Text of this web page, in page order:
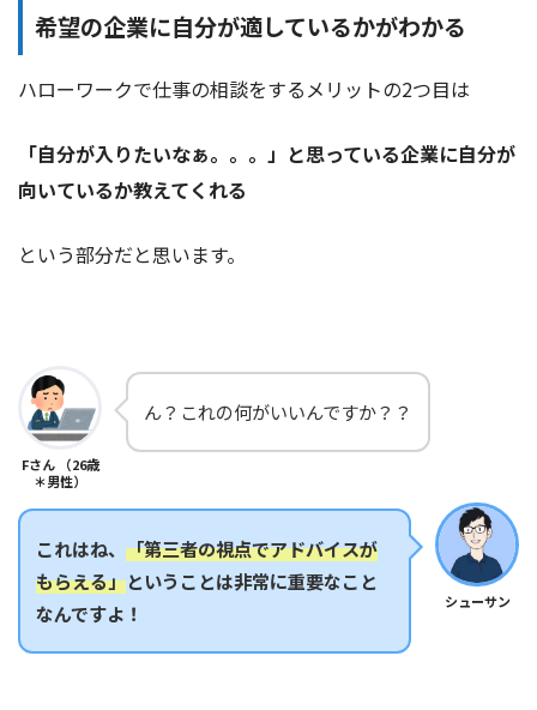
希望の企業に自分が適しているかがわかる
ハローワークで仕事の相談をするメリットの2つ目は
「自分が入りたいなぁ。。。」と思っている企業に自分が
向いているか教えてくれる
という部分だと思います。
Fさん （26歳
＊男性）
ん？これの何がいいんですか？？
シューサン
これはね、 「第三者の視点でアドバイスが
もらえる」ということは非常に重要なこと
なんですよ！